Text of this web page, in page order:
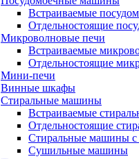
Встраиваемые
Отдельностоящие
Микроволновые печи
Встраиваемые
Отдельностоящие
Мини-печи
Винные шкафы
Стиральные машины
Встраиваемые
Отдельностоящие
Стиральные машины с
Сушильные машины